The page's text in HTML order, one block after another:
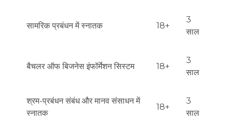
वित्तीय शर्तें: विद्यार्थी वीजा के लिए आवेदन करते समय पहले साल के शिक्षा
आवेदन की आखिरी तारीखें:
है। दस्तावेज देने की आवश्यकता 1 मार्च तक है।
सामरिक प्रबंधन में स्नातक 18+
3
साल
बैचलर ऑफ बिजनेस इंफॉर्मेशन सिस्टम 18+
3
साल
श्रम-प्रबंधन संबंध और मानव संसाधन में
स्नातक
18+
3
साल